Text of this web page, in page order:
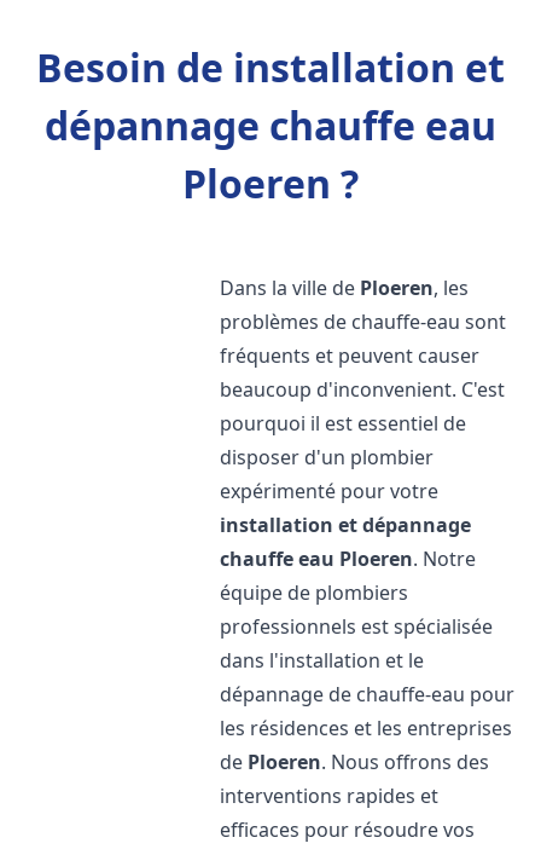
Besoin de installation et
dépannage chauffe eau
Ploeren ?
Dans la ville de Ploeren, les
problèmes de chauffe-eau sont
fréquents et peuvent causer
beaucoup d'inconvenient. C'est
pourquoi il est essentiel de
disposer d'un plombier
expérimenté pour votre
installation et dépannage
chauffe eau Ploeren. Notre
équipe de plombiers
professionnels est spécialisée
dans l'installation et le
dépannage de chauffe-eau pour
les résidences et les entreprises
de Ploeren. Nous offrons des
interventions rapides et
efficaces pour résoudre vos